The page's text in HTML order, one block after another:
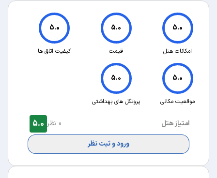
5.0
امکانات هتل
5.0
قیمت
5.0
کیفیت اتاق ها
5.0
موقعیت مکانی
5.0
پروتکل های بهداشتی
امتیاز هتل 0 نظر 5.0
ورود و ثبت نظر